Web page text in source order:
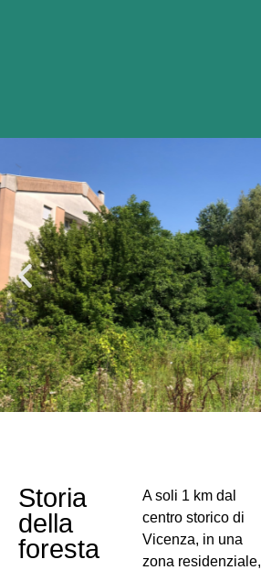
Storia
della
foresta
A soli 1 km dal
centro storico di
Vicenza, in una
zona residenziale,